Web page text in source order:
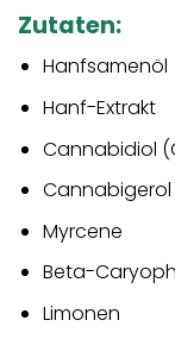
Zutaten:
Hanfsamenöl
Hanf-Extrakt
Cannabidiol
Cannabigerol
Myrcene
Beta-
Limonen